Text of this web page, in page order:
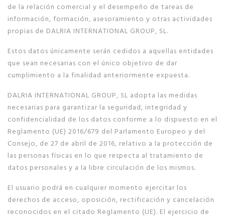
de la relación comercial y el desempeño de tareas de
información, formación, asesoramiento y otras actividades
propias de DALRIA INTERNATIONAL GROUP, SL.
Estos datos únicamente serán cedidos a aquellas entidades
que sean necesarias con el único objetivo de dar
cumplimiento a la finalidad anteriormente expuesta.
DALRIA INTERNATIONAL GROUP, SL adopta las medidas
necesarias para garantizar la seguridad, integridad y
confidencialidad de los datos conforme a lo dispuesto en el
Reglamento (UE) 2016/679 del Parlamento Europeo y del
Consejo, de 27 de abril de 2016, relativo a la protección de
las personas físicas en lo que respecta al tratamiento de
datos personales y a la libre circulación de los mismos.
El usuario podrá en cualquier momento ejercitar los
derechos de acceso, oposición, rectificación y cancelación
reconocidos en el citado Reglamento (UE). El ejercicio de